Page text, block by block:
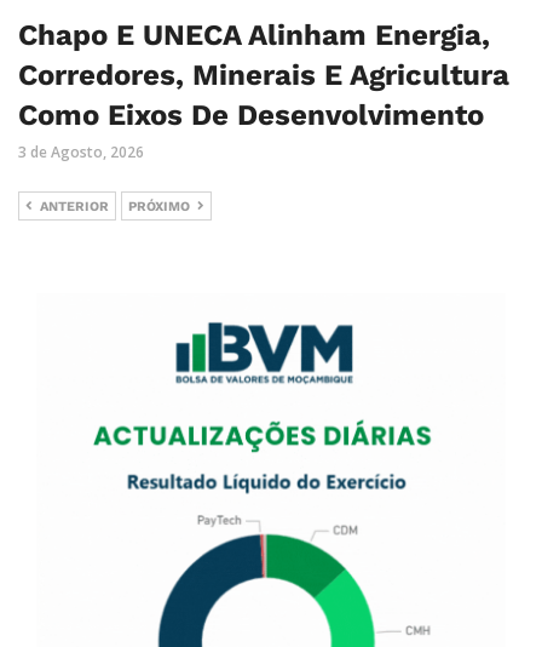
Chapo E UNECA Alinham Energia,
Corredores, Minerais E Agricultura
Como Eixos De Desenvolvimento
3 de Agosto, 2026
ANTERIOR PRÓXIMO